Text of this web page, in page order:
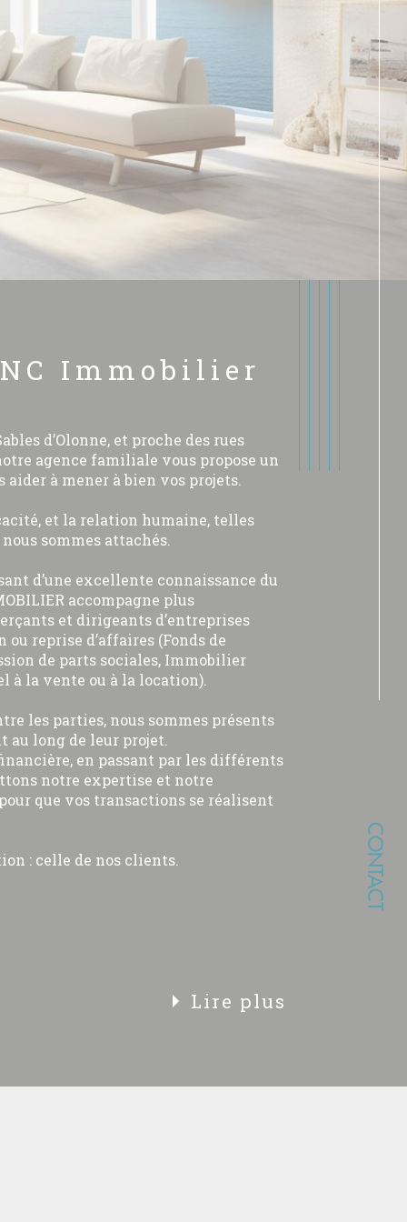
CONTACT
Immobilier
d’Olonne, et proche des rues
agence familiale vous propose un
à mener à bien vos projets.
et la relation humaine, telles
sommes attachés.
d’une excellente connaissance du
accompagne plus
et dirigeants d’entreprises
ou reprise d’affaires (Fonds de
de parts sociales, Immobilier
à la vente ou à la location).
les parties, nous sommes présents
au long de leur projet.
en passant par les différents
notre expertise et notre
que vos transactions se réalisent
: celle de nos clients.
Lire plus